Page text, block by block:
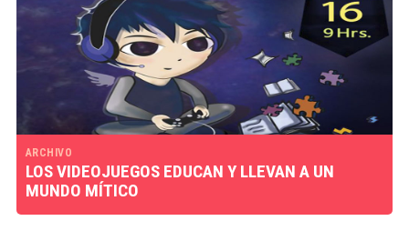
ARCHIVO
LOS VIDEOJUEGOS EDUCAN Y LLEVAN A UN
MUNDO MÍTICO